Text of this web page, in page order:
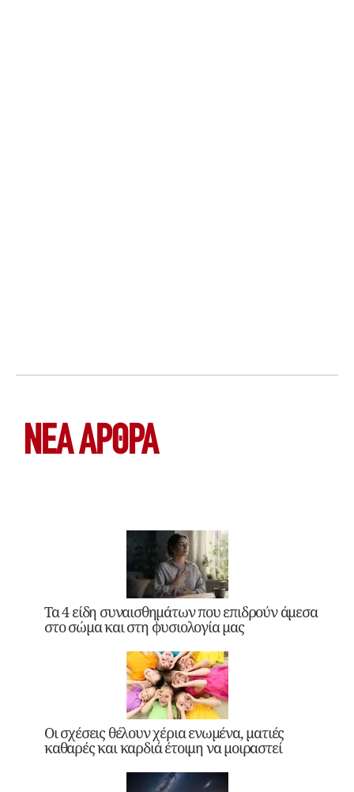
ΝΕΑ ΆΡΘΡΑ
Τα 4 είδη συναισθημάτων που επιδρούν άμεσα
στο σώμα και στη φυσιολογία μας
Οι σχέσεις θέλουν χέρια ενωμένα, ματιές
καθαρές και καρδιά έτοιμη να μοιραστεί